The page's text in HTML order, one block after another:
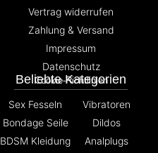
Beliebte Kategorien
Sex Fesseln
Bondage Seile
BDSM Kleidung
Vibratoren
Dildos
Analplugs
Vertrag widerrufen
Zahlung & Versand
Impressum
Datenschutz
Cookie-Richtlinien